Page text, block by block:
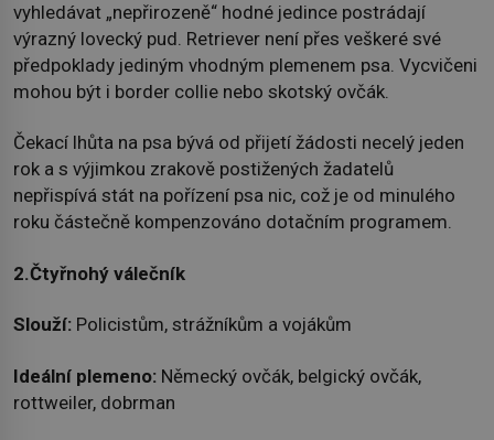
vyhledávat „nepřirozeně“ hodné jedince postrádají
výrazný lovecký pud. Retriever není přes veškeré své
předpoklady jediným vhodným plemenem psa. Vycvičeni
mohou být i border collie nebo skotský ovčák.
Čekací lhůta na psa bývá od přijetí žádosti necelý jeden
rok a s výjimkou zrakově postižených žadatelů
nepřispívá stát na pořízení psa nic, což je od minulého
roku částečně kompenzováno dotačním programem.
2.Čtyřnohý válečník
Slouží: Policistům, strážníkům a vojákům
Ideální plemeno: Německý ovčák, belgický ovčák,
rottweiler, dobrman